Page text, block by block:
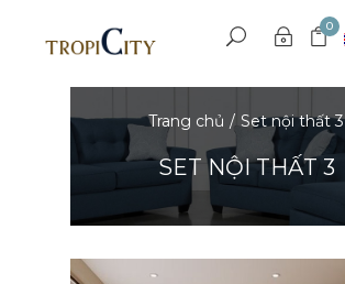
0
Trang chủ Set nội thất 3
SET NỘI THẤT 3